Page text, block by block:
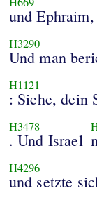
und
H3290
Und man
H1121
: Siehe, dein
H3478
. Und Israel
H4296
und setzte